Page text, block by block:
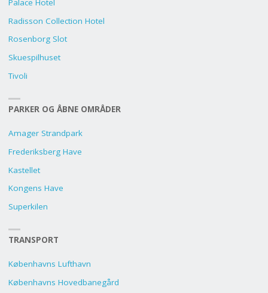
Palace Hotel
Radisson Collection Hotel
Rosenborg Slot
Skuespilhuset
Tivoli
PARKER OG ÅBNE OMRÅDER
Amager Strandpark
Frederiksberg Have
Kastellet
Kongens Have
Superkilen
TRANSPORT
Københavns Lufthavn
Københavns Hovedbanegård